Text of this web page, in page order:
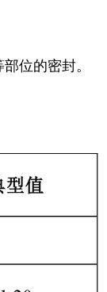
位的密封。